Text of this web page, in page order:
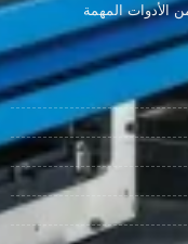
الأدوات المهمة